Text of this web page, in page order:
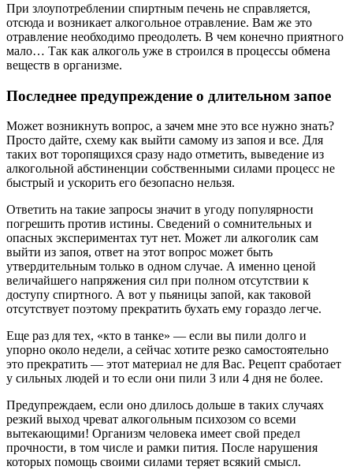
При злоупотреблении спиртным печень не справляется,
отсюда и возникает алкогольное отравление. Вам же это
отравление необходимо преодолеть. В чем конечно приятного
мало… Так как алкоголь уже в строился в процессы обмена
веществ в организме.
Последнее предупреждение о длительном запое
Может возникнуть вопрос, а зачем мне это все нужно знать?
Просто дайте, схему как выйти самому из запоя и все. Для
таких вот торопящихся сразу надо отметить, выведение из
алкогольной абстиненции собственными силами процесс не
быстрый и ускорить его безопасно нельзя.
Ответить на такие запросы значит в угоду популярности
погрешить против истины. Сведений о сомнительных и
опасных экспериментах тут нет. Может ли алкоголик сам
выйти из запоя, ответ на этот вопрос может быть
утвердительным только в одном случае. А именно ценой
величайшего напряжения сил при полном отсутствии к
доступу спиртного. А вот у пьяницы запой, как таковой
отсутствует поэтому прекратить бухать ему гораздо легче.
Еще раз для тех, «кто в танке» — если вы пили долго и
упорно около недели, а сейчас хотите резко самостоятельно
это прекратить — этот материал не для Вас. Рецепт сработает
у сильных людей и то если они пили 3 или 4 дня не более.
Предупреждаем, если оно длилось дольше в таких случаях
резкий выход чреват алкогольным психозом со всеми
вытекающими! Организм человека имеет свой предел
прочности, в том числе и рамки пития. После нарушения
которых помощь своими силами теряет всякий смысл.